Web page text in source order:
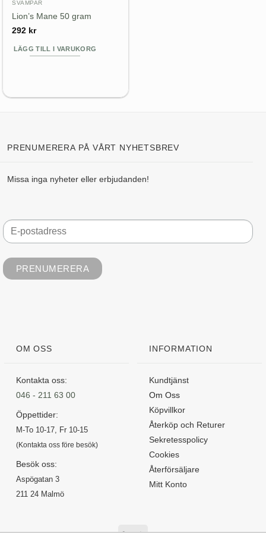
SVAMPAR
Lion’s Mane 50 gram
292 kr
LÄGG TILL I VARUKORG
PRENUMERERA PÅ VÅRT NYHETSBREV
Missa inga nyheter eller erbjudanden!
OM OSS
Kontakta oss:
046 - 211 63 00
Öppettider:
M-To 10-17, Fr 10-15
(Kontakta oss före besök)
Besök oss:
Aspögatan 3
211 24 Malmö
INFORMATION
Kundtjänst
Om Oss
Köpvillkor
Återköp och Returer
Sekretesspolicy
Cookies
Återförsäljare
Mitt Konto